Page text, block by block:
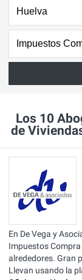
Los 10
de
En De Vega y
Impuestos Compra
alrededores. Gran
Llevan usando la